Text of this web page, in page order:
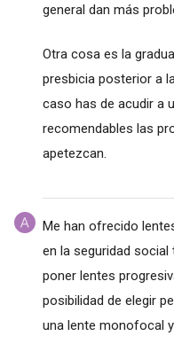
general dan más
Otra cosa es la
presbicia posterior a
caso has de acudir a
recomendables las
apetezcan.
Me han ofrecido
en la seguridad social
poner lentes
posibilidad de elegir
una lente monofocal